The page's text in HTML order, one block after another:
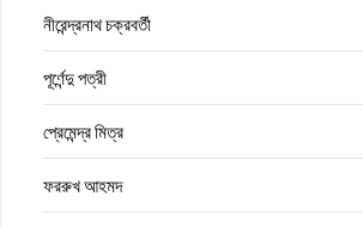
নীরেন্দ্রনাথ চক্রবর্তী
পূর্ণেন্দু পত্রী
প্রেমেন্দ্র মিত্র
ফররুখ আহমদ